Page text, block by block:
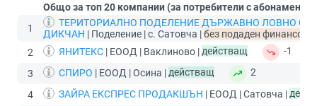
Общо за топ 20 компании (за потребители с абонамент
1
ТЕРИТОРИАЛНО ПОДЕЛЕНИЕ ДЪРЖАВНО ЛОВНО
ДИКЧАН | Поделение | с. Сатовча |без подаден финансов
2
ЯНИТЕКС | ЕООД | Ваклиново |действащ
-1
3
СПИРО | ЕООД | Осина |действащ
2
4
ЗАЙРА ЕКСПРЕС ПРОДАКШЪН | ЕООД | Сатовча |